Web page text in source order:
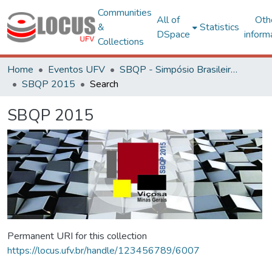
Communities
&
Collections
All of
DSpace
Statistics
Home Eventos UFV
SBQP - Simpósio Brasileiro de Qualidade do Projeto no Ambiente Construído
SBQP 2015
Search
SBQP 2015
Permanent URI for this collection
https://locus.ufv.br/handle/123456789/6007